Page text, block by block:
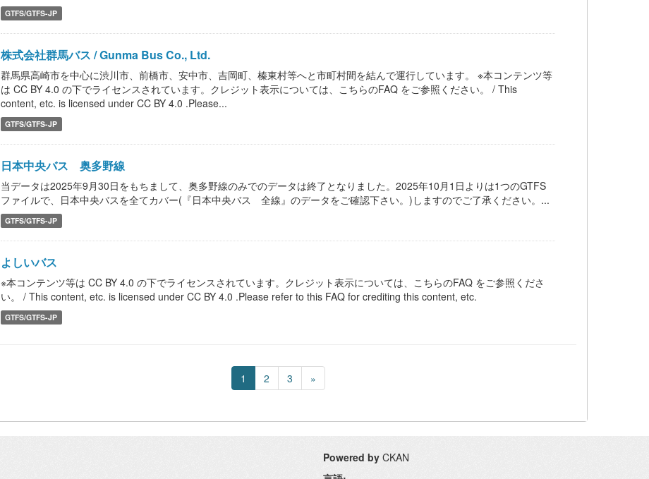
GTFS/GTFS-JP
株式会社群馬バス / Gunma Bus Co., Ltd.
群馬県高崎市を中心に渋川市、前橋市、安中市、吉岡町、榛東村等へと市町村間を結んで運行しています。 ※本コンテンツ等
は CC BY 4.0 の下でライセンスされています。クレジット表示については、こちらのFAQ をご参照ください。 / This
content, etc. is licensed under CC BY 4.0 .Please...
GTFS/GTFS-JP
日本中央バス 奥多野線
当データは2025年9月30日をもちまして、奥多野線のみでのデータは終了となりました。2025年10月1日よりは1つのGTFS
ファイルで、日本中央バスを全てカバー(『日本中央バス 全線』のデータをご確認下さい。)しますのでご了承ください。...
GTFS/GTFS-JP
よしいバス
※本コンテンツ等は CC BY 4.0 の下でライセンスされています。クレジット表示については、こちらのFAQ をご参照くださ
い。 / This content, etc. is licensed under CC BY 4.0 .Please refer to this FAQ for crediting this content, etc.
GTFS/GTFS-JP
1 2 3 »
Powered by CKAN